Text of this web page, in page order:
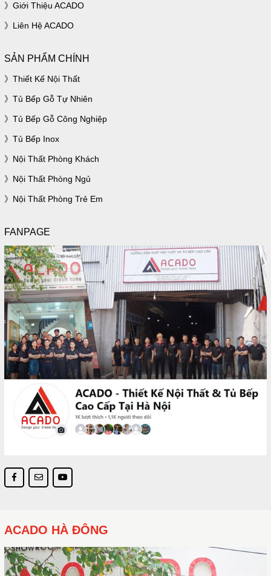
Giới Thiệu ACADO
Liên Hệ ACADO
SẢN PHẨM CHÍNH
Thiết Kế Nội Thất
Tủ Bếp Gỗ Tự Nhiên
Tủ Bếp Gỗ Công Nghiệp
Tủ Bếp Inox
Nội Thất Phòng Khách
Nội Thất Phòng Ngủ
Nội Thất Phòng Trẻ Em
FANPAGE
ACADO HÀ ĐÔNG